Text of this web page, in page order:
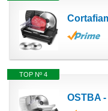
TOP Nº 4